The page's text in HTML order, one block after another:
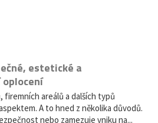
estetické a
firemních areálů a dalších typů
A to hned z několika důvodů.
nebo zamezuje vniku na...